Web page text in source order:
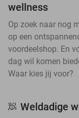
wellness
Op zoek naar nog
op een
voordeelshop. En
dag wil komen
Waar kies jij voor?
🧖 Weldadige